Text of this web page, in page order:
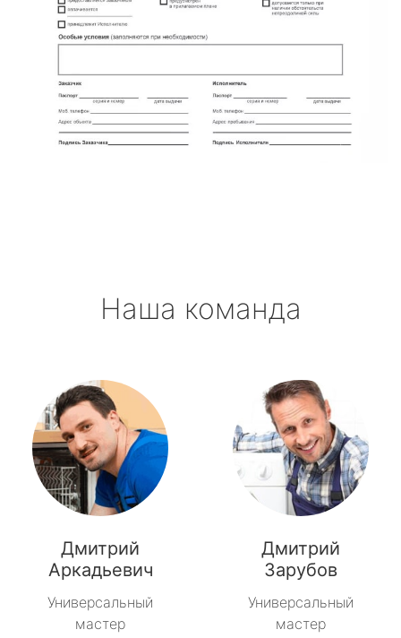
Наша команда
Дмитрий
Аркадьевич
Универсальный
мастер
Дмитрий
Зарубов
Универсальный
мастер